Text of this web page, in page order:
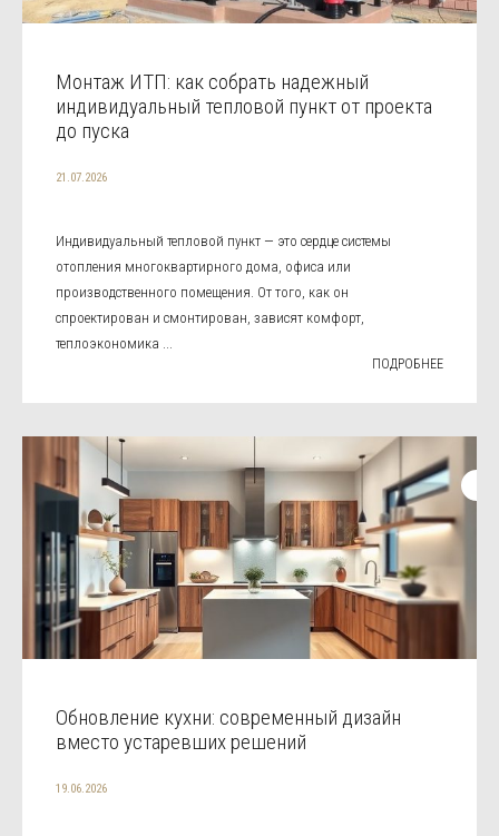
Монтаж ИТП: как собрать надежный
индивидуальный тепловой пункт от проекта
до пуска
21.07.2026
Индивидуальный тепловой пункт — это сердце системы
отопления многоквартирного дома, офиса или
производственного помещения. От того, как он
спроектирован и смонтирован, зависят комфорт,
теплоэкономика ...
ПОДРОБНЕЕ
Обновление кухни: современный дизайн
вместо устаревших решений
19.06.2026